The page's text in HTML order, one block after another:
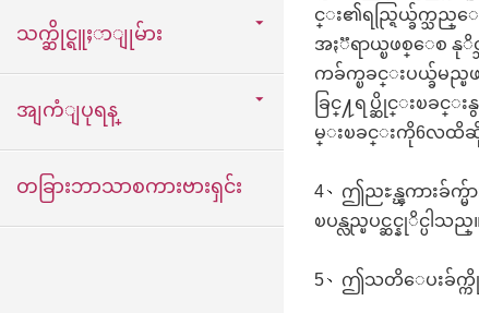
သက္ဆိုင္ရူႈာျုမ်ား
အျကံျပုရန္
တခြားဘာသာစကားဗားရှင်း
င္း၏ရည္ရြယ္ခ်က္သည္
အႏၱရာယ္ၿဖစ္ေစ နုိ
ကခ်က္ၿခင္းပယ္ခ်မည္
ခြင္႔ရပ္ဆိုင္းၿခင္
မ္းၿခင္းကို6လထိဆိုင္
4、ဤညႊန္ၾကားခ်က္မ်
ၿပန္လည္ၿပင္ဆင္နုိင္ပါသည္။
5、ဤသတိေပးခ်က္ကိုအ